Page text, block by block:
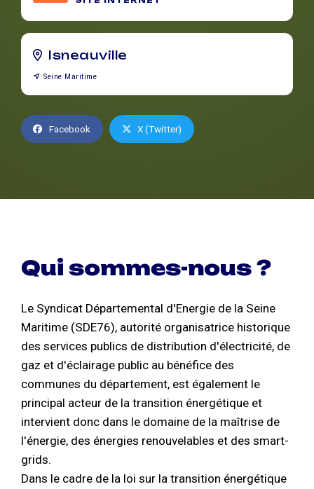
Isneauville
Seine Maritime
Facebook X (Twitter)
Qui sommes-nous ?
Le Syndicat Départemental d'Energie de la Seine
Maritime (SDE76), autorité organisatrice historique
des services publics de distribution d'électricité, de
gaz et d'éclairage public au bénéfice des
communes du département, est également le
principal acteur de la transition énergétique et
intervient donc dans le domaine de la maîtrise de
l'énergie, des énergies renouvelables et des smart-
grids.
Dans le cadre de la loi sur la transition énergétique